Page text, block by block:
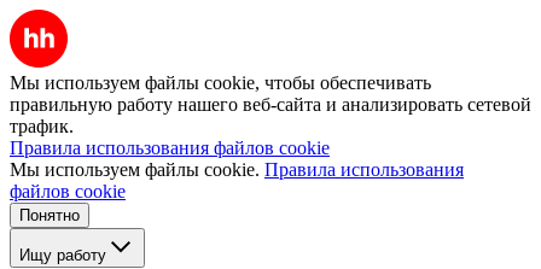
Мы используем файлы cookie, чтобы обеспечивать
правильную работу нашего веб-сайта и анализировать сетевой
трафик.
Правила использования файлов cookie
Мы используем файлы cookie. Правила использования
файлов cookie
Понятно
Ищу работу